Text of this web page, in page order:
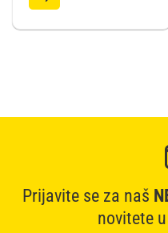
Prijavite se za naš
novitete